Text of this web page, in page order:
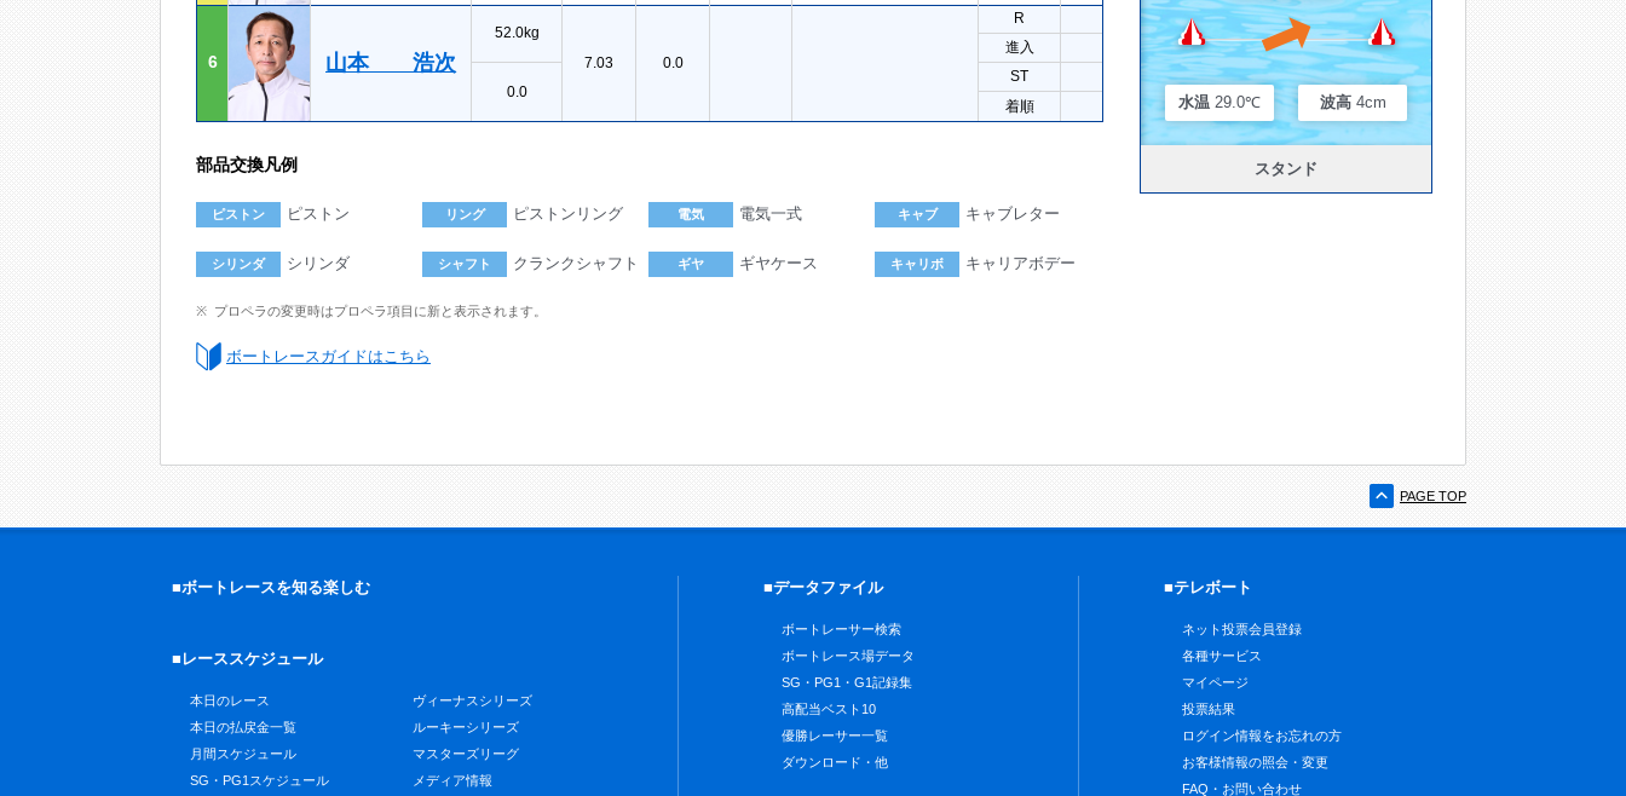
6 山本 浩次
52.0kg
7.03
0.0
R
進入
0.0
ST
着順
部品交換凡例
ピストン ピストン リング ピストンリング 電気 電気一式 キャブ キャブレター
シリンダ シリンダ シャフト クランクシャフト ギヤ ギヤケース キャリボ キャリアボデー
プロペラの変更時はプロペラ項目に新と表示されます。
ボートレースガイドはこちら
水温 29.0℃ 波高 4cm
スタンド
PAGE TOP
■ボートレースを知る楽しむ
■レーススケジュール
本日のレース
本日の払戻金一覧
月間スケジュール
SG・PG1スケジュール
ヴィーナスシリーズ
ルーキーシリーズ
マスターズリーグ
メディア情報
■データファイル
ボートレーサー検索
ボートレース場データ
SG・PG1・G1記録集
高配当ベスト10
優勝レーサー一覧
ダウンロード・他
■テレボート
ネット投票会員登録
各種サービス
マイページ
投票結果
ログイン情報をお忘れの方
お客様情報の照会・変更
FAQ・お問い合わせ